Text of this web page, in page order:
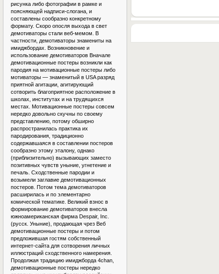
рисунка либо фотографии в рамке и
поясняющей надписи-слогана, и
составлены сообразно конкретному
формату. Скоро опосля выхода в свет
демотиваторы стали веб-мемом. В
частности, демотиваторы знамениты на
имиджбордах. Возникновение и
использование демотиваторов Вначале
демотивационные постеры возникли как
пародия на мотивационные постеры либо
мотиваторы — знаменитый в USA разряд
приятной агитации, агитирующий
сотворить благоприятное расположение в
школах, институтах и на трудящихся
местах. Мотивационные постеры совсем
нередко довольно скучны по своему
представлению, потому обширно
распространилась практика их
пародирования, традиционно
содержавшаяся в составлении постеров
сообразно этому эталону, однако
(приблизительно) вызывающих заместо
позитивных чувств уныние, угнетение и
печаль. Сходственные пародии и
возымели заглавие демотивационных
постеров. Потом тема демотиваторов
расширилась и по элементарно
комической тематике. Великий взнос в
формирование демотиваторов внесла
южноамериканская фирма Despair, Inc.
(русск. Уныние), продающая чрез Веб
демотивационные постеры и потом
предложившая гостям собственный
интернет-сайта для сотворения личных
иллюстраций сходственного намерения.
Продолжая традицию имиджборда 4chan,
демотивационные постеры нередко